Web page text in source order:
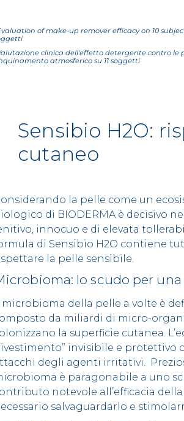
of make-up remover efficacy on 10
clinica dell'effetto detergente contro le
atmosferico su 11 soggetti
Sensibio H2O:
cutaneo
la pelle come un
di BIODERMA è decisivo
innocuo e di elevata
di Sensibio H2O contiene
la pelle sensibile.
lo scudo per una
microbioma della pelle a volte è
da miliardi di micro-
la superficie cutanea.
invisibile e protettivo
degli agenti irritativi.
è paragonabile a uno
notevole all’efficacia
salvaguardarlo e